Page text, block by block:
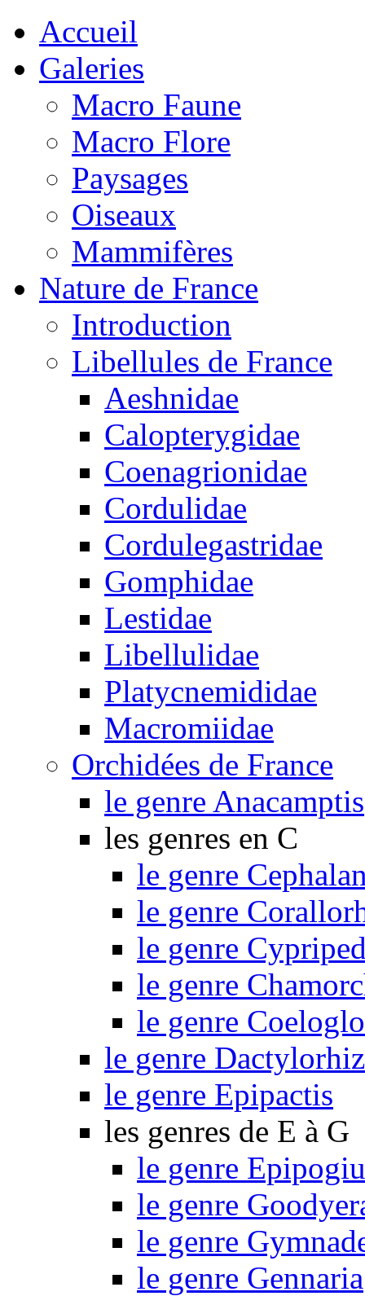
Accueil
Galeries
Macro Faune
Macro Flore
Paysages
Oiseaux
Mammifères
Nature de France
Introduction
Libellules de France
Aeshnidae
Calopterygidae
Coenagrionidae
Cordulidae
Cordulegastridae
Gomphidae
Lestidae
Libellulidae
Platycnemididae
Macromiidae
Orchidées de France
le genre Anacamptis
les genres en C
le genre
le genre
le genre
le genre
le genre
le genre
le genre Epipactis
les genres de E à G
le genre
le genre
le genre
le genre Gennaria